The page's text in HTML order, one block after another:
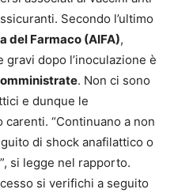
Secondo l’ultimo
del Farmaco (AIFA),
gravi dopo l’inoculazione è
. Non ci sono
e dunque le
“Continuano a non
di shock anafilattico o
si legge nel rapporto.
si verifichi a seguito